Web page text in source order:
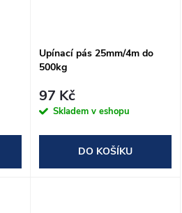
Upínací pás 25mm/4m do
500kg
97 Kč
Skladem v eshopu
DO KOŠÍKU